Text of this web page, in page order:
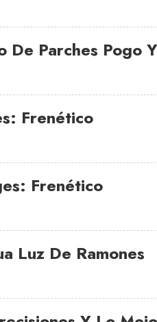
De Parches Pogo
Frenético
Frenético
Luz De Ramones